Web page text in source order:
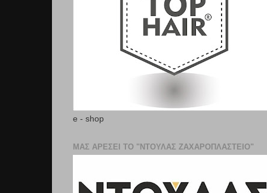
e - shop
ΜΑΣ ΑΡΕΣΕΙ ΤΟ "ΝΤΟΥΛΑΣ ΖΑΧΑΡΟΠΛΑΣΤΕΊΟ"